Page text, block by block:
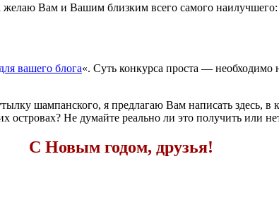
желаю Вам и Вашим близким всего самого наилучшего:
вашего блога«. Суть конкурса проста — необходимо
шампанского, я предлагаю Вам написать здесь,
Не думайте реально ли это получить или
С Новым годом, друзья!